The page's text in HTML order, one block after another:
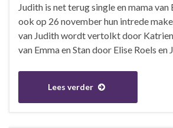
Judith is net terug single en mama van
ook op 26 november hun intrede
van Judith wordt vertolkt door Katrien
van Emma en Stan door Elise Roels en
Lees verder